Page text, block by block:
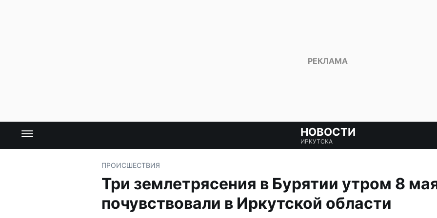
НОВОСТИ
ИРКУТСКА
ПРОИСШЕСТВИЯ
Три землетрясения в Бурятии утром 8
почувствовали в Иркутской области